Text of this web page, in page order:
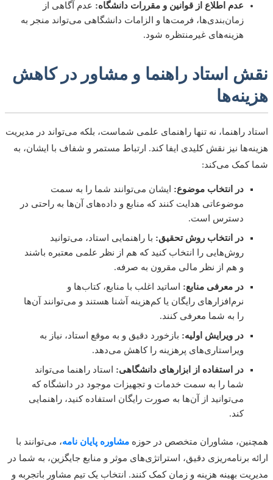
عدم اطلاع از قوانین و مقررات دانشگاه:عدم آگاهی از
زمان‌بندی‌ها، فرمت‌ها و الزامات دانشگاهی می‌تواند منجر به
هزینه‌های غیرمنتظره شود.
استاد راهنما و مشاور در کاهش
راهنما، نه تنها راهنمای علمی شماست، بلکه می‌تواند در مدیریت
نیز نقش کلیدی ایفا کند. ارتباط مستمر و شفاف با ایشان، به
کمک می‌کند:
در انتخاب موضوع:ایشان می‌توانند شما را به سمت
موضوعاتی هدایت کنند که منابع و داده‌های آن‌ها به راحتی در
دسترس است.
در انتخاب روش تحقیق:با راهنمایی استاد، می‌توانید
روش‌هایی را انتخاب کنید که هم از نظر علمی معتبره باشند
و هم از نظر مالی مقرون به صرفه.
در معرفی منابع:اساتید اغلب با منابع، کتاب‌ها و
نرم‌افزارهای رایگان یا کم‌هزینه آشنا هستند و می‌توانند آن‌ها
را به شما معرفی کنند.
در ویرایش اولیه: بازخورد دقیق و به موقع استاد، نیاز به
ویراستاری‌های پرهزینه را کاهش می‌دهد.
در استفاده از ابزارهای دانشگاهی:استاد راهنما می‌تواند
شما را به سمت خدمات و تجهیزات موجود در دانشگاه که
می‌توانید از آن‌ها به صورت رایگان استفاده کنید، راهنمایی
مشاوران متخصص در حوزهمشاوره پایان نامه، می‌توانند با
برنامه‌ریزی دقیق، استراتژی‌های موثر و منابع جایگزین، به شما در
بهینه هزینه و زمان کمک کنند. انتخاب یک تیم مشاور باتجربه و